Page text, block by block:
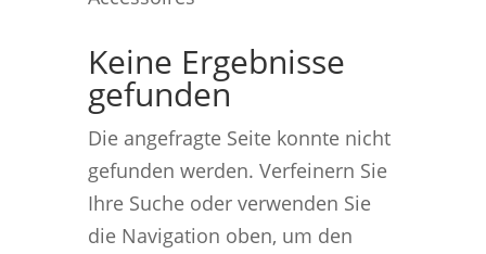
Keine Ergebnisse
gefunden
Die angefragte Seite konnte nicht
gefunden werden. Verfeinern Sie
Ihre Suche oder verwenden Sie
die Navigation oben, um den